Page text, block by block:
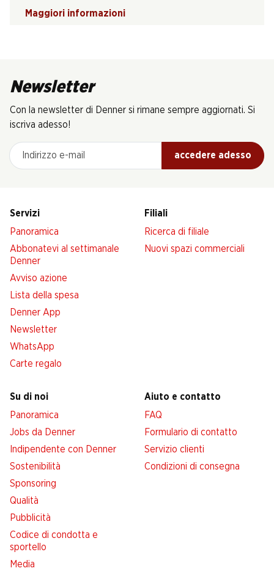
Maggiori informazioni
Newsletter
Con la newsletter di Denner si rimane sempre aggiornati. Si
iscriva adesso!
Indirizzo e-mail
accedere adesso
Servizi
Panoramica
Abbonatevi al settimanale
Denner
Avviso azione
Lista della spesa
Denner App
Newsletter
WhatsApp
Carte regalo
Filiali
Ricerca di filiale
Nuovi spazi commerciali
Su di noi
Panoramica
Jobs da Denner
Indipendente con Denner
Sostenibilità
Sponsoring
Qualità
Pubblicità
Codice di condotta e
sportello
Media
Aiuto e contatto
FAQ
Formulario di contatto
Servizio clienti
Condizioni di consegna